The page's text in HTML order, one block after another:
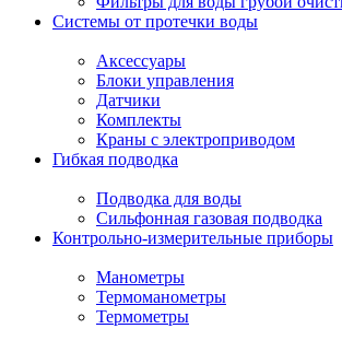
Системы от протечки воды
Аксессуары
Блоки управления
Датчики
Комплекты
Краны с электроприводом
Гибкая подводка
Подводка для воды
Сильфонная газовая подводка
Контрольно-измерительные приборы
Манометры
Термоманометры
Термометры